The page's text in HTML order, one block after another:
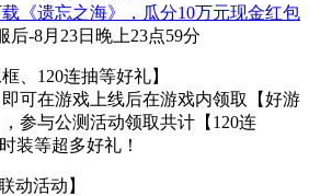
《遗忘之海》，瓜分10万元现金红包
后-8月23日晚上23点59分
、120连抽等好礼】
可在游戏上线后在游戏内领取【好游
参与公测活动领取共计【120连
装等超多好礼！
动活动】